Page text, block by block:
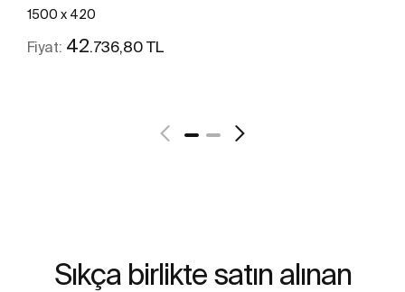
1500 x 420
Fiyat: 42.736,80 TL
Sıkça birlikte satın alınan